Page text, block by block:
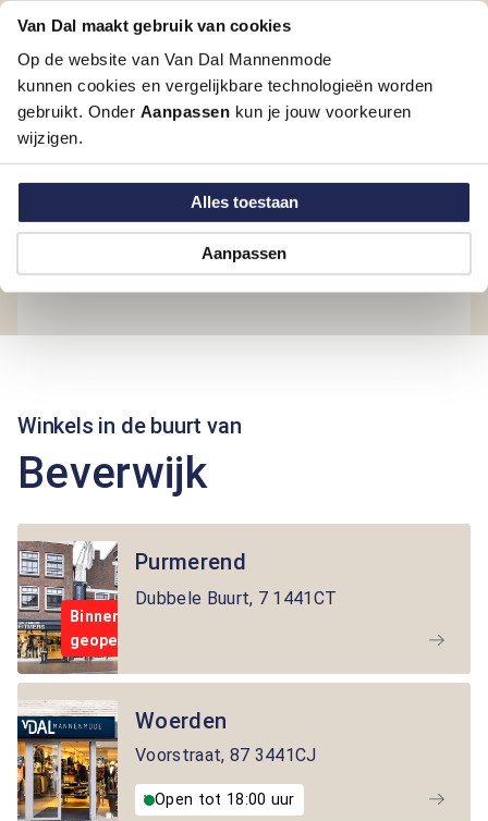
Van Dal maakt gebruik van cookies
Op de website van Van Dal Mannenmode
kunnen cookies en vergelijkbare technologieën worden
gebruikt. Onder Aanpassen kun je jouw voorkeuren
wijzigen.
Alles toestaan
Aanpassen
Winkels in de buurt van
Beverwijk
Binnenkort
geopend
Purmerend
Dubbele Buurt, 7 1441CT
Woerden
Voorstraat, 87 3441CJ
Open tot 18:00 uur